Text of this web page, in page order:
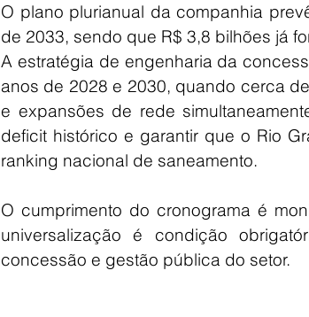
O plano plurianual da companhia
de 2033, sendo que R$ 3,8 bilhões já
A estratégia de engenharia da
anos de 2028 e 2030, quando cerca
e expansões de rede
deficit histórico e garantir que o Rio
ranking nacional de saneamento.
O cumprimento do cronograma é
universalização é condição
concessão e gestão pública do setor.